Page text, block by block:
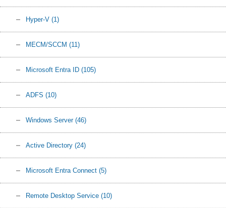
Hyper-V (1)
MECM/SCCM (11)
Microsoft Entra ID (105)
ADFS (10)
Windows Server (46)
Active Directory (24)
Microsoft Entra Connect (5)
Remote Desktop Service (10)